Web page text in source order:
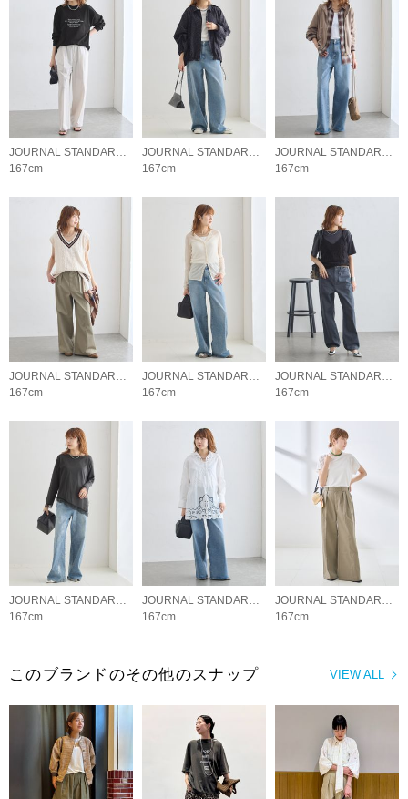
167cm
167cm
167cm
167cm
167cm
167cm
JOURNAL STANDARD L'ESSAGE
167cm
JOURNAL STANDARD L'ESSAGE
167cm
JOURNAL STANDARD L'ESSAGE
167cm
VIEW ALL
このブランドのその他のスナップ